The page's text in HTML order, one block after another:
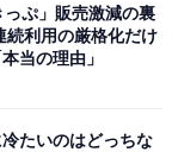
っぷ」販売激減の裏
続利用の厳格化だけ
当の理由」
冷たいのはどっちな